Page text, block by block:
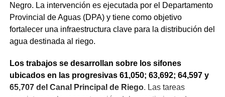
Negro. La intervención es ejecutada por el Departamento
Provincial de Aguas (DPA) y tiene como objetivo
fortalecer una infraestructura clave para la distribución del
agua destinada al riego.
Los trabajos se desarrollan sobre los sifones
ubicados en las progresivas 61,050; 63,692; 64,597 y
65,707 del Canal Principal de Riego. Las tareas